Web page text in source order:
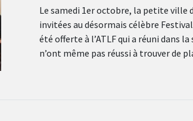
Le samedi 1er octobre, la petite ville
invitées au désormais célèbre
été offerte à l’ATLF qui a réuni dans
n’ont même pas réussi à trouver de